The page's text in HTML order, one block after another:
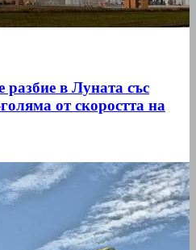
разбие в Луната със
от скоростта на